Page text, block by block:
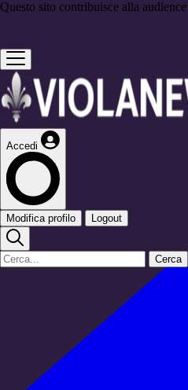
Questo sito contribuisce alla
Accedi
Modifica profilo Logout
Cerca